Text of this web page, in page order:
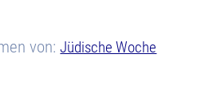
von:Jüdische Woche